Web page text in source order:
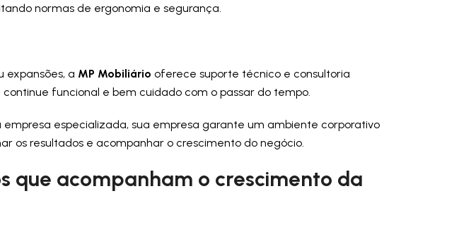
normas de ergonomia e segurança.
expansões, a MP Mobiliário oferece suporte técnico e consultoria
funcional e bem cuidado com o passar do tempo.
especializada, sua empresa garante um ambiente corporativo
os resultados e acompanhar o crescimento do negócio.
que acompanham o crescimento da